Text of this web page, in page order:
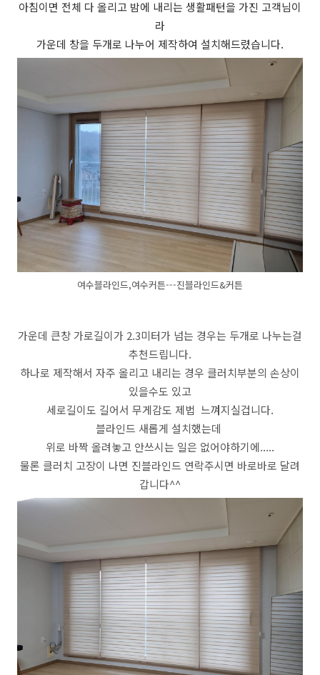
아침이면 전체 다 올리고 밤에 내리는 생활패턴을 가진 고객님이
라
가운데 창을 두개로 나누어 제작하여 설치해드렸습니다.
여수블라인드,여수커튼---진블라인드&커튼
가운데 큰창 가로길이가 2.3미터가 넘는 경우는 두개로 나누는걸
추천드립니다.
하나로 제작해서 자주 올리고 내리는 경우 클러치부분의 손상이
있을수도 있고
세로길이도 길어서 무게감도 제법 느껴지실겁니다.
블라인드 새롭게 설치했는데
위로 바짝 올려놓고 안쓰시는 일은 없어야하기에.....
물론 클러치 고장이 나면 진블라인드 연락주시면 바로바로 달려
갑니다^^